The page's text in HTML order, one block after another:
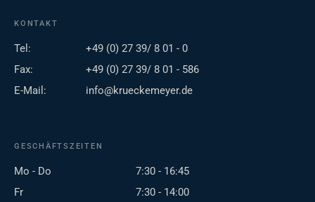
KONTAKT
Tel:
+49 (0) 27 39/ 8 01 - 0
Fax:
+49 (0) 27 39/ 8 01 - 586
E-Mail:
info@krueckemeyer.de
GESCHÄFTSZEITEN
Mo - Do
7:30 - 16:45
Fr
7:30 - 14:00